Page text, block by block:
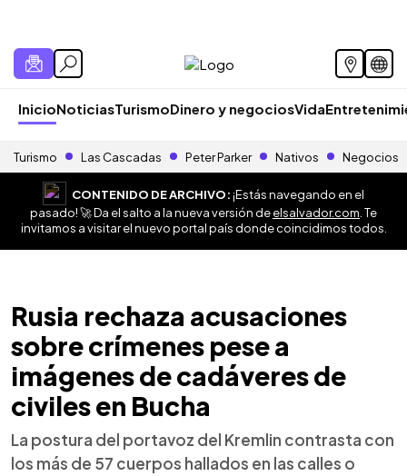
InicioNoticiasTurismoDinero y negociosVida
Turismo Las Cascadas Peter Parker Nativos Negocios
CONTENIDO DE ARCHIVO:¡Estás navegando en el
pasado! 🚀 Da el salto a la nueva versión deelsalvador.com . Te
invitamos a visitar el nuevo portal país donde coincidimos todos.
Rusia rechaza acusaciones
sobre crímenes pese a
imágenes de cadáveres de
civiles en Bucha
La postura del portavoz del Kremlin contrasta con
los más de 57 cuerpos hallados en las calles o